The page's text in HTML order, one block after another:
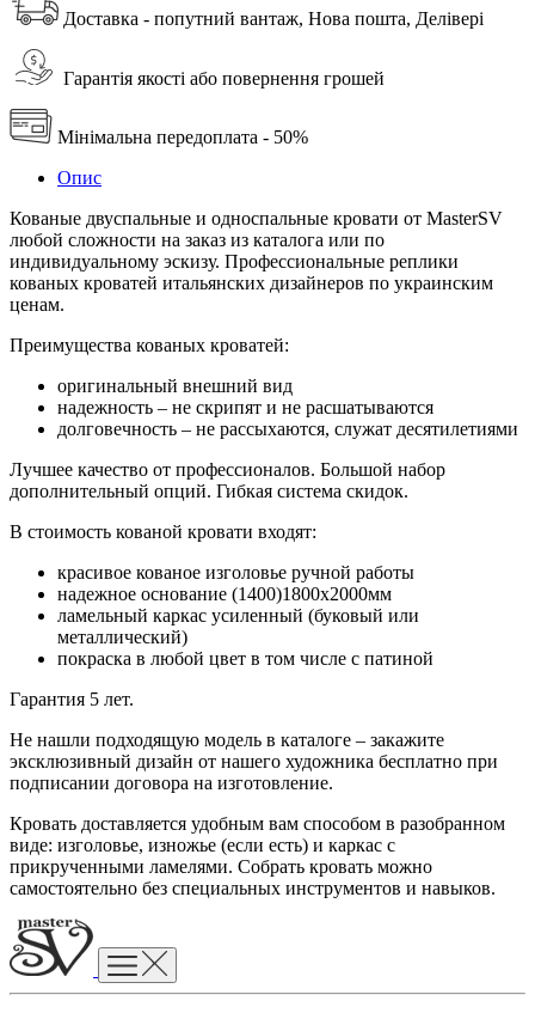
Доставка - попутний вантаж, Нова пошта, Делівері
Гарантія якості або повернення грошей
Мінімальна передоплата - 50%
Опис
Кованые двуспальные и односпальные кровати от MasterSV
любой сложности на заказ из каталога или по
индивидуальному эскизу. Профессиональные реплики
кованых кроватей итальянских дизайнеров по украинским
ценам.
Преимущества кованых кроватей:
оригинальный внешний вид
надежность – не скрипят и не расшатываются
долговечность – не рассыхаются, служат десятилетиями
Лучшее качество от профессионалов. Большой набор
дополнительный опций. Гибкая система скидок.
В стоимость кованой кровати входят:
красивое кованое изголовье ручной работы
надежное основание (1400)1800х2000мм
ламельный каркас усиленный (буковый или
металлический)
покраска в любой цвет в том числе с патиной
Гарантия 5 лет.
Не нашли подходящую модель в каталоге – закажите
эксклюзивный дизайн от нашего художника бесплатно при
подписании договора на изготовление.
Кровать доставляется удобным вам способом в разобранном
виде: изголовье, изножье (если есть) и каркас с
прикрученными ламелями. Собрать кровать можно
самостоятельно без специальных инструментов и навыков.